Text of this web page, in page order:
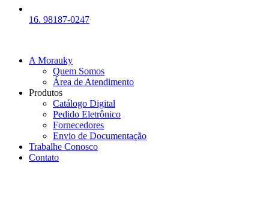
16. 98187-0247
A Morauky
Quem Somos
Área de Atendimento
Produtos
Catálogo Digital
Pedido Eletrônico
Fornecedores
Envio de Documentação
Trabalhe Conosco
Contato